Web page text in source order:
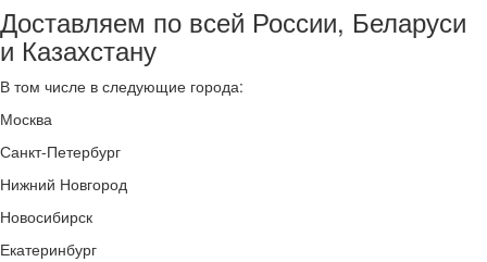
Доставляем по всей России, Беларуси
и Казахстану
В том числе в следующие города:
Москва
Санкт-Петербург
Нижний Новгород
Новосибирск
Екатеринбург